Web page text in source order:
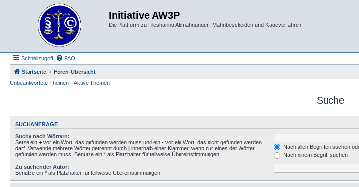
Initiative AW3P
Die Plattform zu Filesharing Abmahnungen, Mahnbescheiden und Klageverfahren!
Schnellzugriff FAQ
Startseite
Foren-Übersicht
Unbeantwortete Themen
Aktive Themen
Suche
SUCHANFRAGE
Suche nach Wörtern:
Setze ein + vor ein Wort, das gefunden werden muss und ein - vor ein Wort, das nicht gefunden werden
darf. Verwende mehrere Wörter getrennt durch | innerhalb einer Klammer, wenn nur eines der Wörter
gefunden werden muss. Benutze ein * als Platzhalter für teilweise Übereinstimmungen.
Nach allen Begriffen suchen
Nach einem Begriff suchen
Zu suchender Autor:
Benutze ein * als Platzhalter für teilweise Übereinstimmungen.